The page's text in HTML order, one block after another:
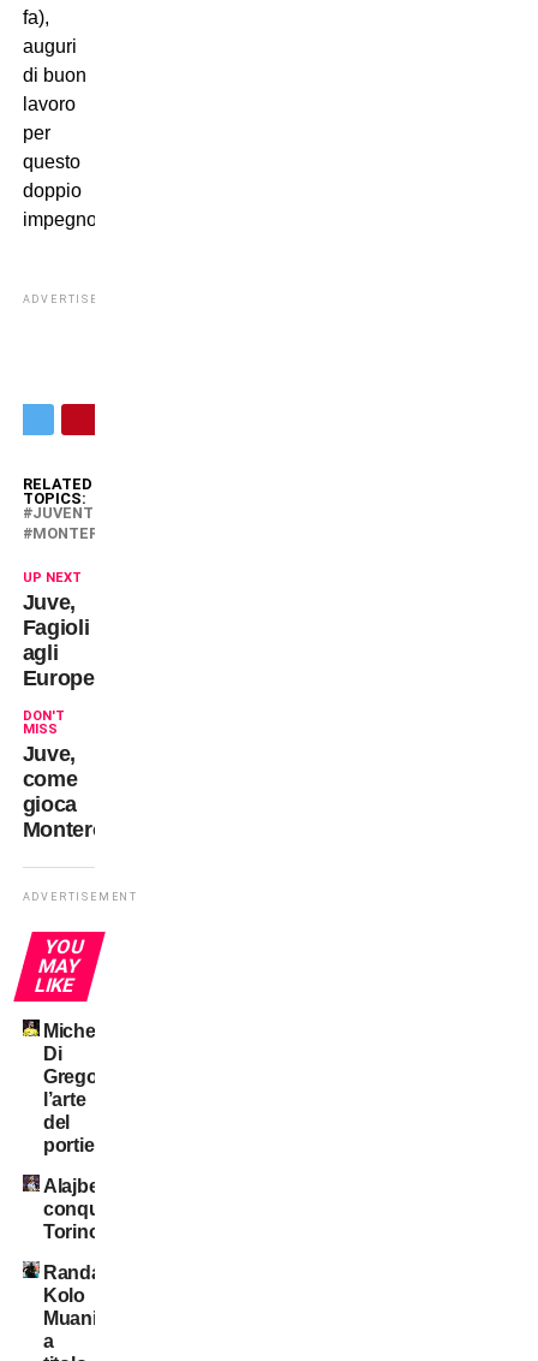
fa),
auguri
di buon
lavoro
per
questo
doppio
impegno”.
ADVERTISEMENT
RELATED
TOPICS:
JUVENTUS
MONTERO
UP NEXT
Juve,
Fagioli
agli
Europei?
DON'T
MISS
Juve,
come
gioca
Montero?
ADVERTISEMENT
YOU
MAY
LIKE
Michele
Di
Gregorio:
l’arte
del
portiere!
Alajbegovic
conquista
Torino
Randal
Kolo
Muani:
a